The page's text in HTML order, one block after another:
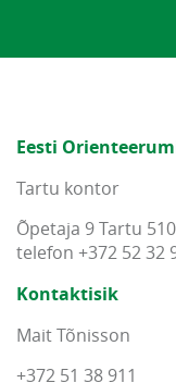
Eesti
Tartu kontor
Õpetaja 9 Tartu
telefon +372 52 32
Kontaktisik
Mait Tõnisson
+372 51 38 911